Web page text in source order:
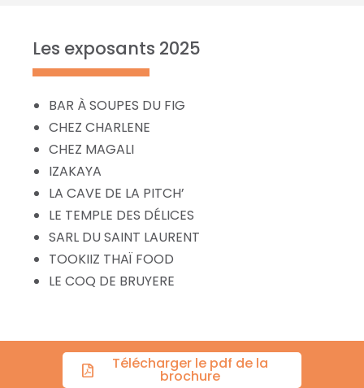
Les exposants 2025
BAR À SOUPES DU FIG
CHEZ CHARLENE
CHEZ MAGALI
IZAKAYA
LA CAVE DE LA PITCH’
LE TEMPLE DES DÉLICES
SARL DU SAINT LAURENT
TOOKIIZ THAÏ FOOD
LE COQ DE BRUYERE
Télécharger le pdf de la
brochure